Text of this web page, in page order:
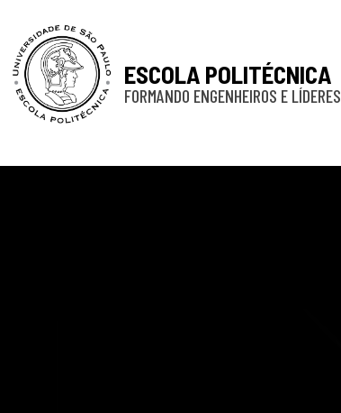
ESCOLA POLITÉCNICA
FORMANDO ENGENHEIROS E LÍDERES